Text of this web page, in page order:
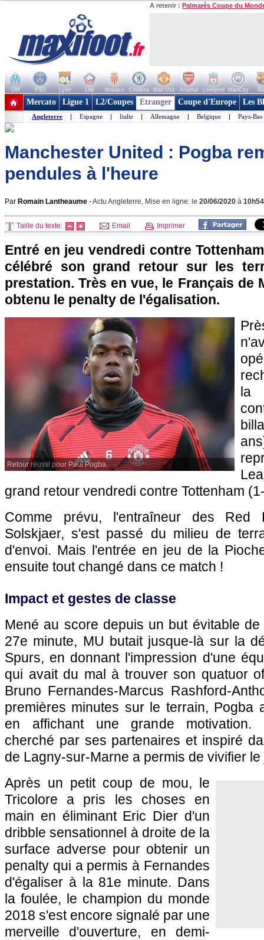
A retenir : Palmarès Coupe du
OM PSG Lyon Lille Monaco Chelsea Man Utd Arsenal Liverpool ManCity
+ de clubs
Mercato Ligue 1 L2/Coupes Etranger Coupe d'Europe Les
Angleterre | Espagne | Italie | Allemagne | Belgique | Pays-Bas
Manchester United : Pogba
pendules à l'heure
Par Romain Lantheaume -Actu Angleterre, Mise en ligne: le 20/06/2020 à 10h54
Taille du texte: Email Imprimer
Entré en jeu vendredi contre
célébré son grand retour sur les
prestation. Très en vue, le Français de
obtenu le penalty de l'égalisation.
Retour réussi pour Paul Pogba.
la
grand retour vendredi contre Tottenham
Comme prévu, l'entraîneur des Red
Solskjaer, s'est passé du milieu de
d'envoi. Mais l'entrée en jeu de la
ensuite tout changé dans ce match !
Impact et gestes de classe
Mené au score depuis un but évitable
27e minute, MU butait jusque-là sur la
Spurs, en donnant l'impression d'une
qui avait du mal à trouver son quatuor
Bruno Fernandes-Marcus Rashford-
premières minutes sur le terrain, Pogba
en affichant une grande motivation.
cherché par ses partenaires et inspiré
de Lagny-sur-Marne a permis de vivifier
Après un petit coup de mou, le
Tricolore a pris les choses en
main en éliminant Eric Dier d'un
dribble sensationnel à droite de la
surface adverse pour obtenir un
penalty qui a permis à Fernandes
d'égaliser à la 81e minute. Dans
la foulée, le champion du monde
2018 s'est encore signalé par une
merveille d'ouverture, en demi-